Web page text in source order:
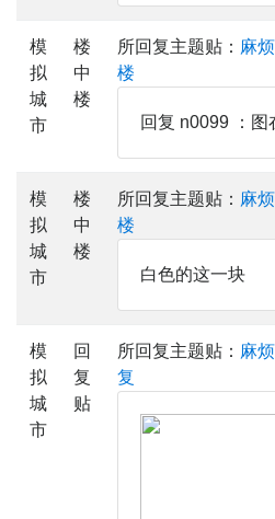
模
拟
城
市
楼
中
楼
所回复主题贴： 麻
楼
回复 n0099 ：图
模
拟
城
市
楼
中
楼
所回复主题贴： 麻
楼
白色的这一块
模
拟
城
市
回
复
贴
所回复主题贴： 麻
复